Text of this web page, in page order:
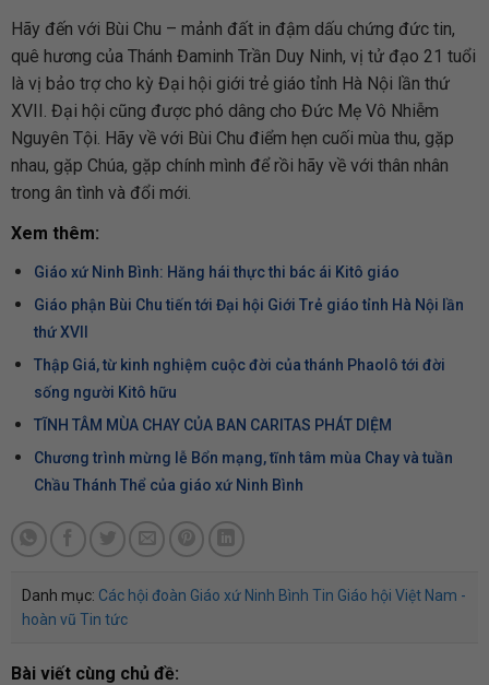
Hãy đến với Bùi Chu – mảnh đất in đậm dấu chứng đức tin,
quê hương của Thánh Đaminh Trần Duy Ninh, vị tử đạo 21 tuổi
là vị bảo trợ cho kỳ Đại hội giới trẻ giáo tỉnh Hà Nội lần thứ
XVII. Đại hội cũng được phó dâng cho Đức Mẹ Vô Nhiễm
Nguyên Tội. Hãy về với Bùi Chu điểm hẹn cuối mùa thu, gặp
nhau, gặp Chúa, gặp chính mình để rồi hãy về với thân nhân
trong ân tình và đổi mới.
Xem thêm:
Giáo xứ Ninh Bình: Hăng hái thực thi bác ái Kitô giáo
Giáo phận Bùi Chu tiến tới Đại hội Giới Trẻ giáo tỉnh Hà Nội lần
thứ XVII
Thập Giá, từ kinh nghiệm cuộc đời của thánh Phaolô tới đời
sống người Kitô hữu
TĨNH TÂM MÙA CHAY CỦA BAN CARITAS PHÁT DIỆM
Chương trình mừng lễ Bổn mạng, tĩnh tâm mùa Chay và tuần
Chầu Thánh Thể của giáo xứ Ninh Bình
Danh mục: Các hội đoàn Giáo xứ Ninh Bình Tin Giáo hội Việt Nam -
hoàn vũ Tin tức
Bài viết cùng chủ đề: